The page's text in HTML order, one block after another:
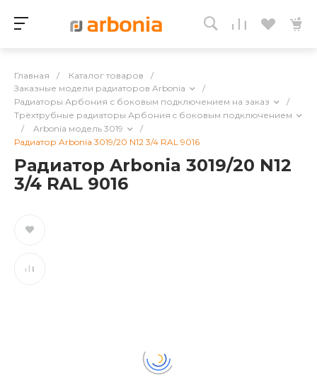
Главная / Каталог товаров
/
Заказные модели радиаторов Arbonia
/
Радиаторы Арбония с боковым подключением на заказ
/
Трёхтрубные радиаторы Арбония c боковым подключением
/
Arbonia модель 3019
/
Радиатор Arbonia 3019/20 N12 3/4 RAL 9016
Радиатор Arbonia 3019/20 N12
3/4 RAL 9016